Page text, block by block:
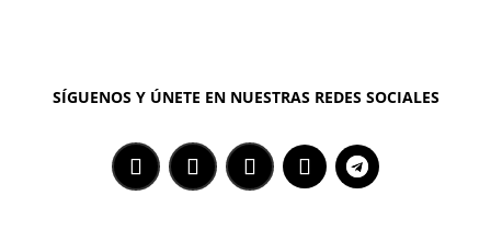
SÍGUENOS Y ÚNETE EN NUESTRAS REDES SOCIALES